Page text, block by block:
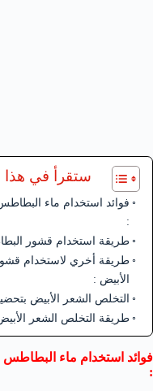
ستقرأ في هذا
فوائد استخدام ماء
:
طريقة استخدام قشور
طريقة أخري لاستخدام
الأبيض :
التخلص الشعر الأبيض
طريقة التخلص الشعر
فوائد استخدام ماء البطاطس
: